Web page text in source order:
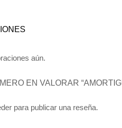
aún.
EN VALORAR
para publicar una reseña.